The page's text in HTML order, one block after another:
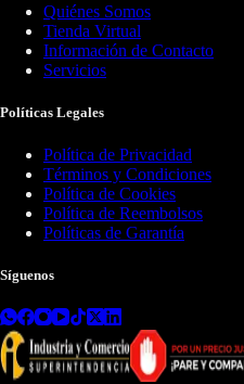
Quiénes Somos
Tienda Virtual
Información de Contacto
Servicios
Políticas Legales
Política de Privacidad
Términos y Condiciones
Política de Cookies
Política de Reembolsos
Políticas de Garantía
Síguenos